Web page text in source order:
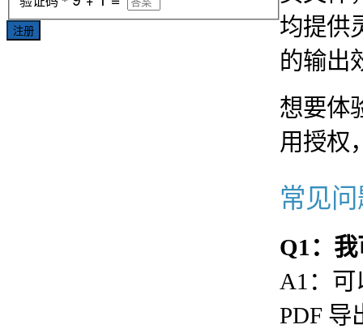
均提供
的输出
想要体
用授权
常见
Q1：
A1：可
PDF 导
注册